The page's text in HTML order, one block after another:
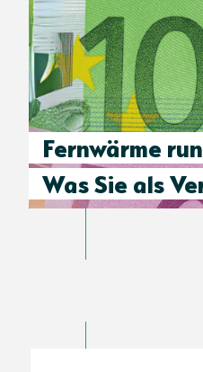
Was Sie als
Fernwärme